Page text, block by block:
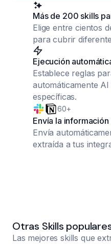
Más de 200 skills
Elige entre cientos
para cubrir
Ejecución
Establece reglas
automáticamente
específicas.
60+
Envía la
Envía
extraída a tus
Otras Skills
Las mejores skills que